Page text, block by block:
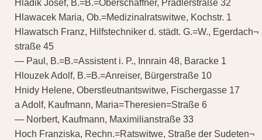
Hladik Josef, B.=B.=Oberschaffner, Pradlerstraße 32
Hlawacek Maria, Ob.=Medizinalratswitwe, Kochstr. 1
Hlawatsch Franz, Hilfstechniker d. städt. G.=W., Egerdach¬
straße 45
— Paul, B.=B.=Assistent i. P., Innrain 48, Baracke 1
Hlouzek Adolf, B.=B.=Anreiser, Bürgerstraße 10
Hnidy Helene, Oberstleutnantswitwe, Fischergasse 17
a Adolf, Kaufmann, Maria=Theresien=Straße 6
— Norbert, Kaufmann, Maximilianstraße 33
Hoch Franziska, Rechn.=Ratswitwe, Straße der Sudeten¬